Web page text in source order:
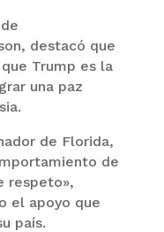
destacó que
Trump es la
una paz
de Florida,
de
respeto»,
el apoyo que
país.